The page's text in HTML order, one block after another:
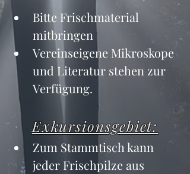
Bitte Frischmaterial
mitbringen
Vereinseigene Mikroskope
und Literatur stehen zur
Verfügung.
Exkursionsgebiet:
Zum Stammtisch kann
jeder Frischpilze aus